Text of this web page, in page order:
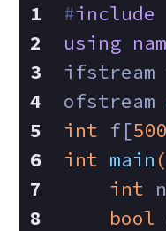
#include
using
ifstream
ofstream
int f[
int main
int
bool